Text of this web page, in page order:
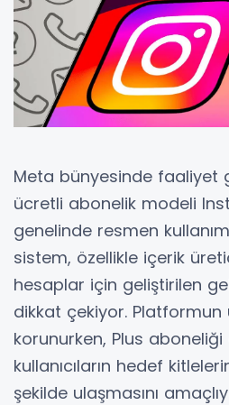
Meta bünyesinde faaliyet
ücretli abonelik modeli
genelinde resmen
sistem, özellikle içerik
hesaplar için geliştirilen
dikkat çekiyor. Platformun
korunurken, Plus
kullanıcıların hedef
şekilde ulaşmasını